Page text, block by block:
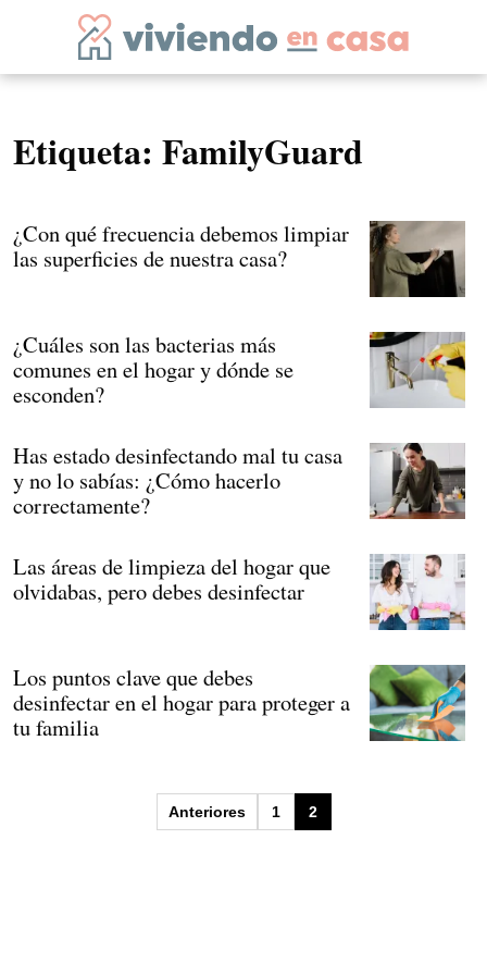
Etiqueta: FamilyGuard
¿Con qué frecuencia debemos limpiar
las superficies de nuestra casa?
¿Cuáles son las bacterias más
comunes en el hogar y dónde se
esconden?
Has estado desinfectando mal tu casa
y no lo sabías: ¿Cómo hacerlo
correctamente?
Las áreas de limpieza del hogar que
olvidabas, pero debes desinfectar
Los puntos clave que debes
desinfectar en el hogar para proteger a
tu familia
Anteriores 1 2